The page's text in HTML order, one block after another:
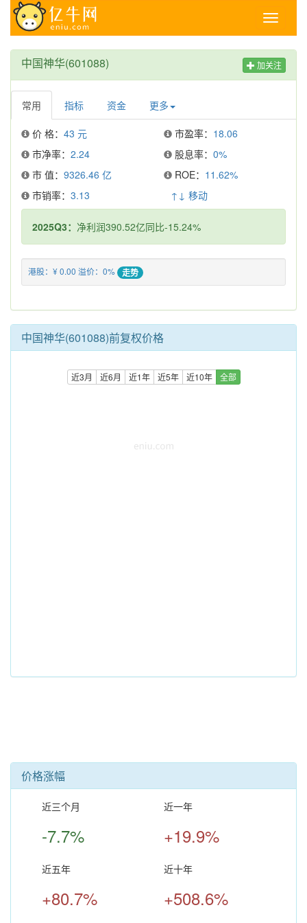
Toggle
中国神华(601088) 加关注
常用 指标 资金 更多
价 格： 43 元 市盈率： 18.06
市净率： 2.24 股息率： 0%
市 值： 9326.46 亿 ROE： 11.62%
市销率： 3.13 ↑↓ 移动
2025Q3： 净利润390.52亿同比-15.24%
港股：¥ 0.00 溢价：0% 走势
中国神华(601088)前复权价格
近3月 近6月 近1年 近5年 近10年 全部
价格涨幅
近三个月
-7.7%
近一年
+19.9%
近五年
+80.7%
近十年
+508.6%